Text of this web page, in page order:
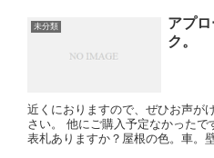
未分類
アプ
ク。
近くにおりますので、ぜひお声が
さい。 他にご購入予定なかったで
表札ありますか？屋根の色。車。壁